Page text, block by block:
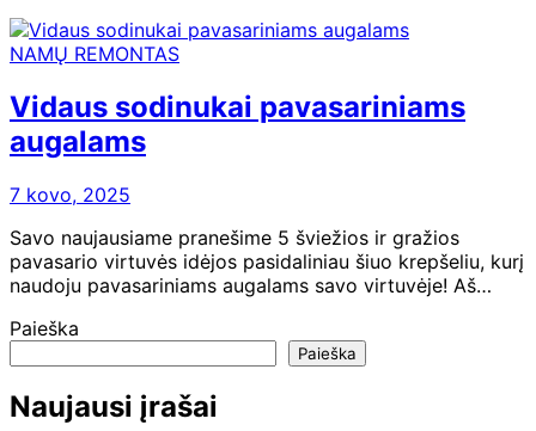
NAMŲ REMONTAS
Vidaus sodinukai pavasariniams
augalams
7 kovo, 2025
Savo naujausiame pranešime 5 šviežios ir gražios
pavasario virtuvės idėjos pasidaliniau šiuo krepšeliu, kurį
naudoju pavasariniams augalams savo virtuvėje! Aš…
Paieška
Paieška
Naujausi įrašai